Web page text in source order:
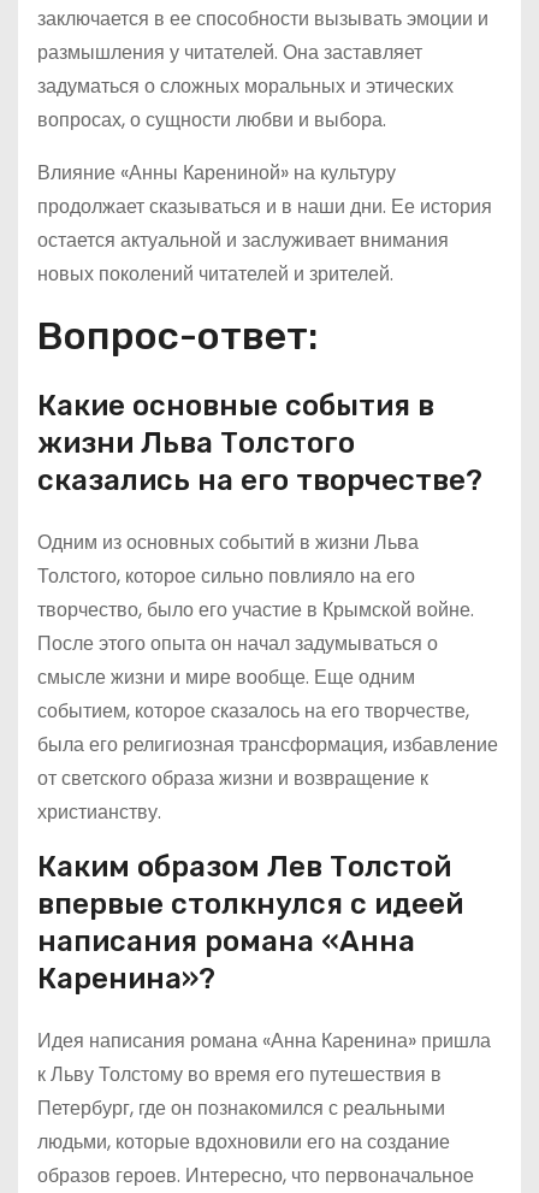
заключается в ее способности вызывать эмоции и
размышления у читателей. Она заставляет
задуматься о сложных моральных и этических
вопросах, о сущности любви и выбора.
Влияние «Анны Карениной» на культуру
продолжает сказываться и в наши дни. Ее история
остается актуальной и заслуживает внимания
новых поколений читателей и зрителей.
Вопрос-ответ:
Какие основные события в
жизни Льва Толстого
сказались на его творчестве?
Одним из основных событий в жизни Льва
Толстого, которое сильно повлияло на его
творчество, было его участие в Крымской войне.
После этого опыта он начал задумываться о
смысле жизни и мире вообще. Еще одним
событием, которое сказалось на его творчестве,
была его религиозная трансформация, избавление
от светского образа жизни и возвращение к
христианству.
Каким образом Лев Толстой
впервые столкнулся с идеей
написания романа «Анна
Каренина»?
Идея написания романа «Анна Каренина» пришла
к Льву Толстому во время его путешествия в
Петербург, где он познакомился с реальными
людьми, которые вдохновили его на создание
образов героев. Интересно, что первоначальное